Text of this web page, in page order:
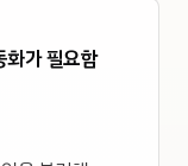
가 필요함